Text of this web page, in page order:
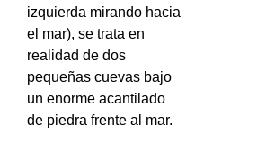
izquierda mirando hacia
el mar), se trata en
realidad de dos
pequeñas cuevas bajo
un enorme acantilado
de piedra frente al mar.